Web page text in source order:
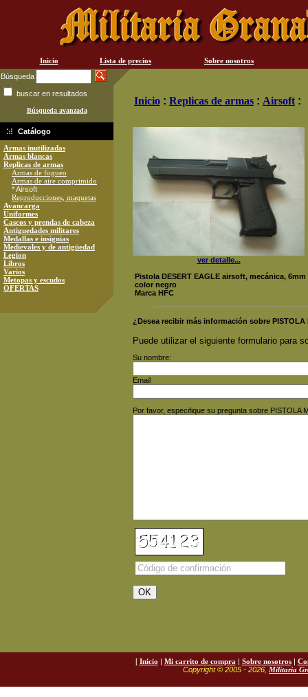
Inicio Lista de precios
Sobre nosotros
Búsqueda
buscar en resultados
Búsqueda avanzada
Catálogo
Armas inutilizadas
Armas blancas
Replicas de armas
Armas de fogueo
Armas de aire comprimido
* Airsoft
Reproducciones, maquetas
Avancarga
Uniformes
Cascos y prendas de cabeza
Antiguedades militares
Medallas e insignias
Medievales y de antigüedad
Legion
Libros
Varios
Metopas y escudos
OFERTAS
Inicio : Replicas de armas : Airsoft :
ver detalle...
Pistola DESERT EAGLE airsoft, mecánica, 6mm
color negro
Marca HFC
¿Desea recibir más información sobre PISTOLA
Puede utilizar el siguiente formulario para
Su nombre:
Email
Por favor, especifique su pregunta sobre PISTOLA
[ Inicio | Mi carrito de compra | Sobre nosotros|
Copyright © 2005 - 2026, Militaria